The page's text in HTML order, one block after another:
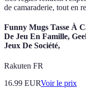
de camaraderie, tout en
Funny Mugs Tasse À
De Jeu En Famille,
Jeux De Société,
Rakuten FR
16.99 EURVoir le prix